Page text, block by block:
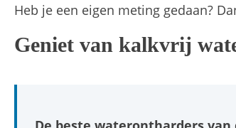
Heb je een eigen meting gedaan?
Geniet van kalkvrij